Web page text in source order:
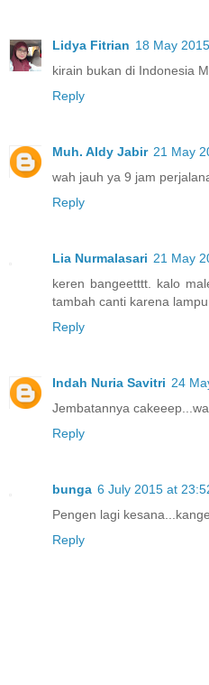
Lidya Fitrian 18 May
kirain bukan di Indonesia
Reply
Muh. Aldy Jabir 21 May
wah jauh ya 9 jam
Reply
Lia Nurmalasari 21 May
keren bangeetttt. kalo
tambah canti karena lampu
Reply
Indah Nuria Savitri 24
Jembatannya
Reply
bunga 6 July 2015 at
Pengen lagi
Reply